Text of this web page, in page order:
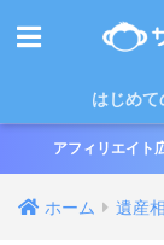
はじめて
アフィリエイト
ホーム 遺産